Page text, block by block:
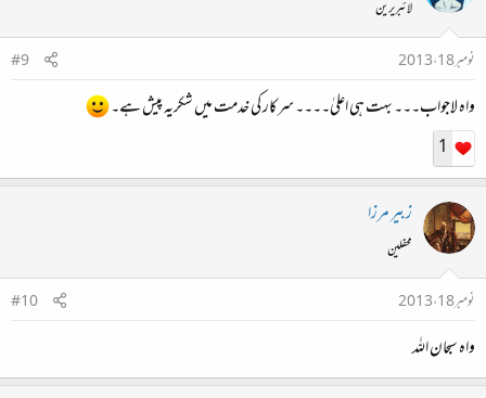
لائبریرین
نومبر 18، 2013
#9
واہ لاجواب۔۔۔ بہت ہی اعلیٰ۔۔۔۔ سرکار کی خدمت میں شکریہ پیش ہے۔
1
زبیر مرزا
محفلین
نومبر 18، 2013
#10
واہ سبحان اللہ